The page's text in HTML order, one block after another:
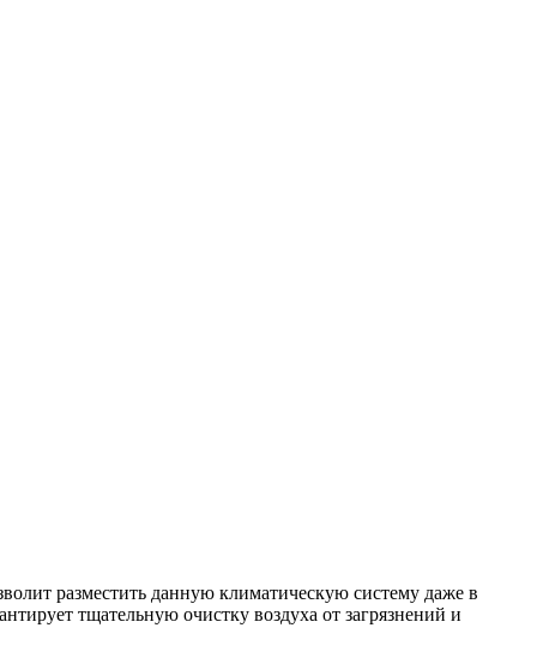
разместить данную климатическую систему даже в
тщательную очистку воздуха от загрязнений и